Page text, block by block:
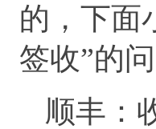
的，下面
签收”的
顺丰：